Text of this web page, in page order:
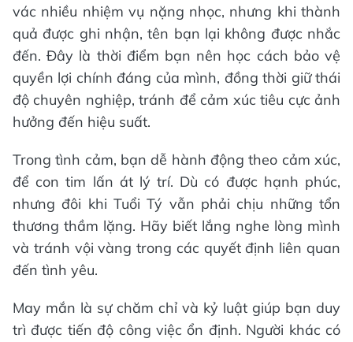
vác nhiều nhiệm vụ nặng nhọc, nhưng khi thành
quả được ghi nhận, tên bạn lại không được nhắc
đến. Đây là thời điểm bạn nên học cách bảo vệ
quyền lợi chính đáng của mình, đồng thời giữ thái
độ chuyên nghiệp, tránh để cảm xúc tiêu cực ảnh
hưởng đến hiệu suất.
Trong tình cảm, bạn dễ hành động theo cảm xúc,
để con tim lấn át lý trí. Dù có được hạnh phúc,
nhưng đôi khi Tuổi Tý vẫn phải chịu những tổn
thương thầm lặng. Hãy biết lắng nghe lòng mình
và tránh vội vàng trong các quyết định liên quan
đến tình yêu.
May mắn là sự chăm chỉ và kỷ luật giúp bạn duy
trì được tiến độ công việc ổn định. Người khác có